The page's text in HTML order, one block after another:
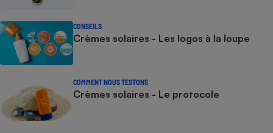
CONSEILS
Crèmes solaires - Les logos à la loupe
COMMENT NOUS TESTONS
Crèmes solaires - Le protocole